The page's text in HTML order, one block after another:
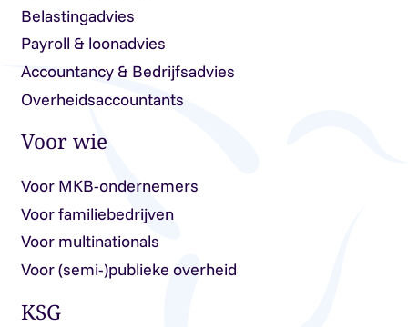
Belastingadvies
Payroll & loonadvies
Accountancy & Bedrijfsadvies
Overheidsaccountants
Voor wie
Voor MKB-ondernemers
Voor familiebedrijven
Voor multinationals
Voor (semi-)publieke overheid
KSG